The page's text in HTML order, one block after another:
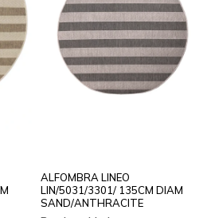
ALFOMBRA LINEO
LIN/5031/3301/ 135CM DIAM
SAND/ANTHRACITE